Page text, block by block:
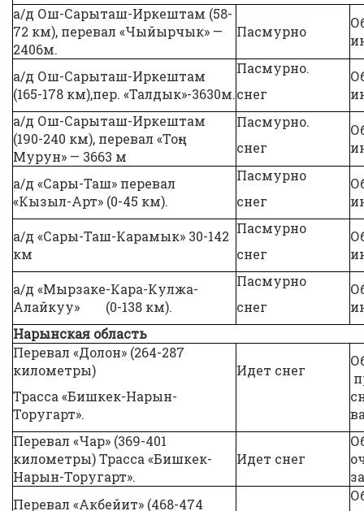
а/д Ош-Сарыташ-Иркештам (58-
72 км), перевал «Чыйырчык» —
2406м.
Пасмурно
а/д Ош-Сарыташ-Иркештам
(165-178 км),пер. «Талдык»-3630м.
Пасмурно.
снег
а/д Ош-Сарыташ-Иркештам
(190-240 км), перевал «Тоң-
Мурун» — 3663 м
Пасмурно.
снег
а/д «Сары-Таш» перевал
«Кызыл-Арт» (0-45 км).
Пасмурно
снег
а/д «Сары-Таш-Карамык» 30-142
км
Пасмурно
снег
а/д «Мырзаке-Кара-Кулжа-
Алайкуу» (0-138 км).
Пасмурно
снег
Нарынская область
Перевал «Долон» (264-287
километры)
Трасса «Бишкек-Нарын-
Торугарт».
Идет снег
Перевал «Чар» (369-401
километры) Трасса «Бишкек-
Нарын-Торугарт».
Идет снег
Перевал «Акбейит» (468-474